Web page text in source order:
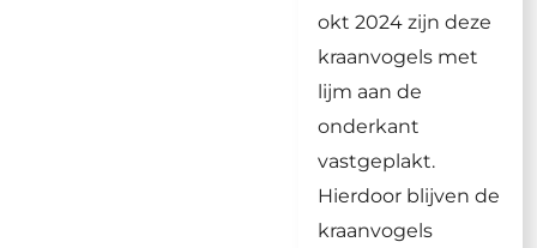
okt 2024 zijn deze
kraanvogels met
lijm aan de
onderkant
vastgeplakt.
Hierdoor blijven de
kraanvogels